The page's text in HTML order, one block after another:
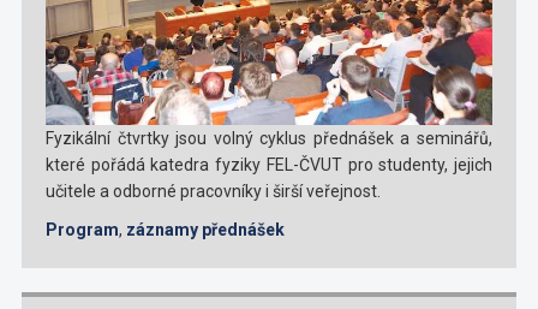
Fyzikální čtvrtky jsou volný cyklus přednášek a seminářů,
které pořádá katedra fyziky FEL-ČVUT pro studenty, jejich
učitele a odborné pracovníky i širší veřejnost.
Program, záznamy přednášek